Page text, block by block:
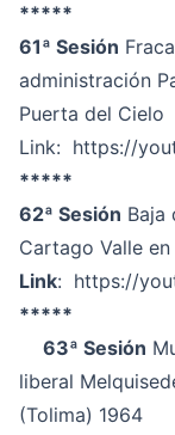
*****
61ª Sesión
administración
Puerta del Cielo
Link: https://
*****
62ª Sesión Baja
Cartago Valle en
Link: https://
*****
63ª Sesión
liberal
(Tolima) 1964